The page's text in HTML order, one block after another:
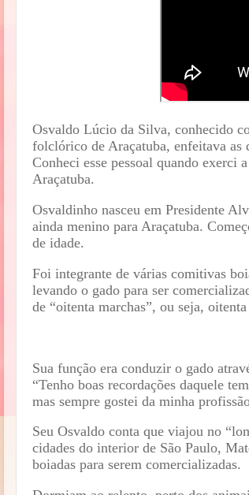
Osvaldo Lúcio da Silva, conhecido
folclórico de Araçatuba, enfeitava as
Conheci esse pessoal quando exerci
Araçatuba.
Osvaldinho nasceu em Presidente
ainda menino para Araçatuba.
de idade.
Foi integrante de várias comitivas
levando o gado para ser
de “oitenta marchas”, ou seja,
Sua função era conduzir o gado
“Tenho boas recordações daquele
mas sempre gostei da minha
Seu Osvaldo conta que viajou no
cidades do interior de São Paulo,
boiadas para serem comercializadas.